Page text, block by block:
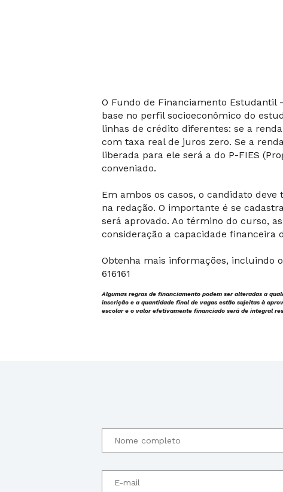
O Fundo de Financiamento
base no perfil socioeconômico do
linhas de crédito diferentes: se a
com taxa real de juros zero. Se a
liberada para ele será a do P-FIES
conveniado.
Em ambos os casos, o candidato
na redação. O importante é se
será aprovado. Ao término do curso,
consideração a capacidade financeira
Obtenha mais informações, incluindo
616161
Algumas regras de financiamento podem ser alteradas a
inscrição e a quantidade final de vagas estão sujeitas à
escolar e o valor efetivamente financiado será de integral